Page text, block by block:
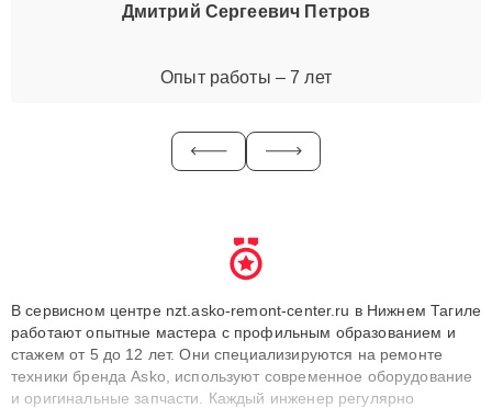
Дмитрий Сергеевич Петров
Опыт работы – 7 лет
В сервисном центре nzt.asko-remont-center.ru в Нижнем Тагиле
работают опытные мастера с профильным образованием и
стажем от 5 до 12 лет. Они специализируются на ремонте
техники бренда Asko, используют современное оборудование
и оригинальные запчасти. Каждый инженер регулярно